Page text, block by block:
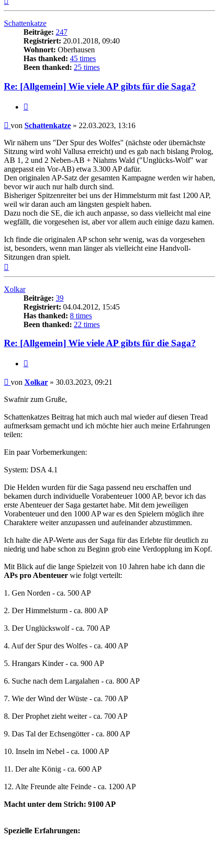
Schattenkatze
Beiträge: 247
Registriert: 20.01.2018, 09:40
Wohnort: Oberhausen
Has thanked: 45 times
Been thanked: 25 times
Re: [Allgemein] Wie viele AP gibts für die Saga?
Beitrag
von Schattenkatze » 22.03.2023, 13:16
Wir nähern uns "Der Spur des Wolfes" (nächste oder übernächste
Sitzung wird wohl Vallusa erreicht) und es gab nach bislang Prolog,
AB 1, 2 und 2 Neben-AB + Niahms Wald ("Unglücks-Wolf" war
angepasst ein Vor-AB) etwa 3.300 AP dafür.
Den originalen AP-Satz der gesamten Kampagne werden wir haben,
bevor wir auch nur halb durch sind.
Bisheriger Spitzenreiter bei uns der Himmelsturm mit fast 1200 AP,
weil wir daran auch am längsten gespielt haben.
Dazu noch die SE, die ich auch anpasse, so dass vielleicht mal eine
wegfällt, die vorgesehen ist, aber vor allem auch einige dazu kamen.
Ich finde die originalen AP schon sehr wenig, was da vorgesehen
ist, besonders, wenn man länger als vielleicht eine Handvoll-
Sitzungen dran spielt.
Xolkar
Beiträge: 39
Registriert: 04.04.2012, 15:45
Has thanked: 8 times
Been thanked: 22 times
Re: [Allgemein] Wie viele AP gibts für die Saga?
Beitrag
von Xolkar » 30.03.2023, 09:21
Swafnir zum Gruße,
Schattenkatzes Beitrag hat mich auch mal wieder auf diesen Tread
aufmerksam gemacht und ich möchte hier auch meine Erfahrungen
teilen:
Ein paar Vorbemerkungen:
System: DSA 4.1
Die Helden wurden für die Saga passend neu erschaffen und
bekamen durch individuelle Vorabenteuer 1000 AP, bevor ich das
erste Abenteuer der Saga gestartet habe. Mit dem jeweiligen
Vorabenteuer und den 1000 AP war es den Spielern möglich ihre
Charaktere weiter anzupassen und aufeinander abzustimmen.
Ich halte die AP-Werte aus der Saga für das Erlebte für deutlich zu
niedrig und habe schon zu Beginn grob eine Verdopplung im Kopf.
Mit Blick auf die lange Spielzeit von 10 Jahren habe ich dann die
APs pro Abenteuer wie folgt verteilt:
1. Gen Norden - ca. 500 AP
2. Der Himmelsturm - ca. 800 AP
3. Der Unglückswolf - ca. 700 AP
4. Auf der Spur des Wolfes - ca. 400 AP
5. Hrangars Kinder - ca. 900 AP
6. Suche nach dem Largalahen - ca. 800 AP
7. Wie der Wind der Wüste - ca. 700 AP
8. Der Prophet zieht weiter - ca. 700 AP
9. Das Tal der Echsengötter - ca. 800 AP
10. Inseln im Nebel - ca. 1000 AP
11. Der alte König - ca. 600 AP
12. Alte Freunde alte Feinde - ca. 1200 AP
Macht unter dem Strich: 9100 AP
Spezielle Erfahrungen: